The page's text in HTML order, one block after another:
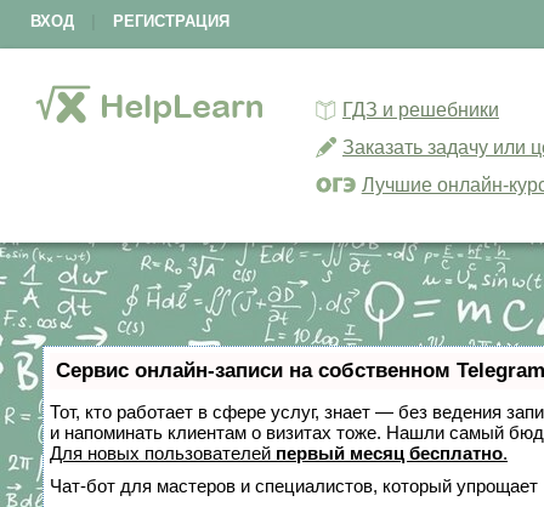
ВХОД РЕГИСТРАЦИЯ
ГДЗ и решебники
Заказать задачу или
Лучшие онлайн-
Сервис онлайн-записи на собственном
Тот, кто работает в сфере услуг, знает — без ведения
и напоминать клиентам о визитах тоже. Нашли самый
Для новых пользователей первый месяц бесплатно.
Чат-бот для мастеров и специалистов, который упрощает